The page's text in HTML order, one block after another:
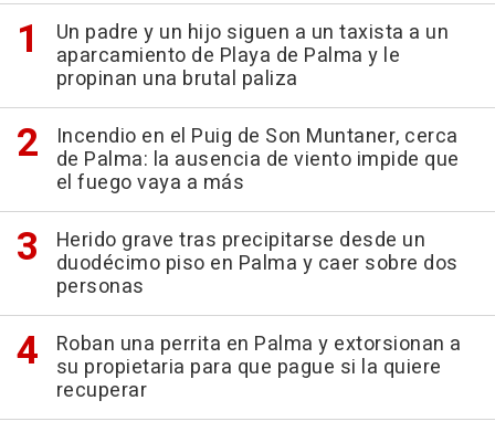
Un padre y un hijo siguen a un taxista a un
aparcamiento de Playa de Palma y le
propinan una brutal paliza
Incendio en el Puig de Son Muntaner, cerca
de Palma: la ausencia de viento impide que
el fuego vaya a más
Herido grave tras precipitarse desde un
duodécimo piso en Palma y caer sobre dos
personas
Roban una perrita en Palma y extorsionan a
su propietaria para que pague si la quiere
recuperar